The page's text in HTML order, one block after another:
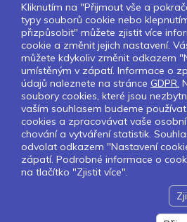
O nás Naše projekty
Partneři
Kontakty
Nastavení
Sledujte
Pokud chcete
Newsletter
Smartware
Kliknutím na "Přijmout vše a
typy souborů cookie nebo
přizpůsobit" můžete zjistit více
cookie a změnit jejich nastavení.
můžete kdykoliv změnit odkazem
umístěným v zápatí. Informace o
údajů naleznete na stránce GDPR.
soubory cookies, které jsou
vaším souhlasem budeme
cookies a zpracovávat vaše
chování a vytváření statistik.
odvolat odkazem "Nastavení
zápatí. Podrobné informace o
na tlačítko "Zjistit více".